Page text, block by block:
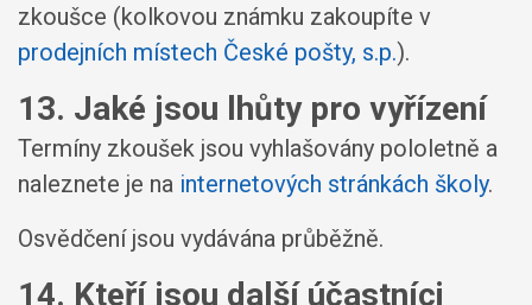
zkoušce (kolkovou známku zakoupíte v
prodejních místech České pošty, s.p.).
13. Jaké jsou lhůty pro vyřízení
Termíny zkoušek jsou vyhlašovány pololetně a
naleznete je na internetových stránkách školy.
Osvědčení jsou vydávána průběžně.
14. Kteří jsou další účastníci